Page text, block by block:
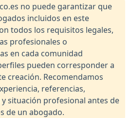
no puede garantizar que
incluidos en este
todos los requisitos legales,
profesionales o
en cada comunidad
pueden corresponder a
creación. Recomendamos
referencias,
situación profesional antes de
de un abogado.